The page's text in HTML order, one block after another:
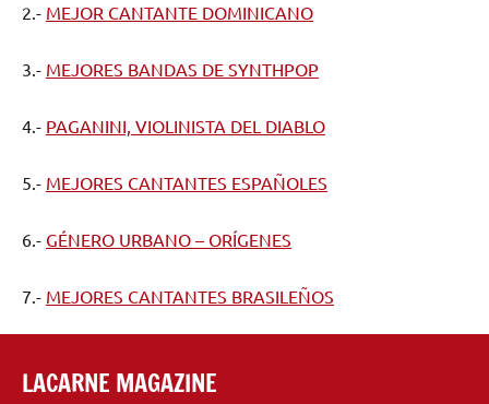
2.- MEJOR CANTANTE DOMINICANO
3.- MEJORES BANDAS DE SYNTHPOP
4.- PAGANINI, VIOLINISTA DEL DIABLO
5.- MEJORES CANTANTES ESPAÑOLES
6.- GÉNERO URBANO – ORÍGENES
7.- MEJORES CANTANTES BRASILEÑOS
LACARNE MAGAZINE